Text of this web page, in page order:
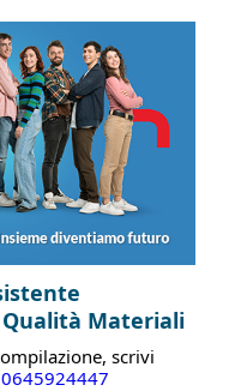
Qualità Materiali
scrivi
0645924447